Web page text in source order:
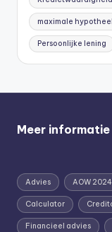
maximale
Persoonlijke lening
Meer
Advies AOW 2024
Calculator
Financieel advies